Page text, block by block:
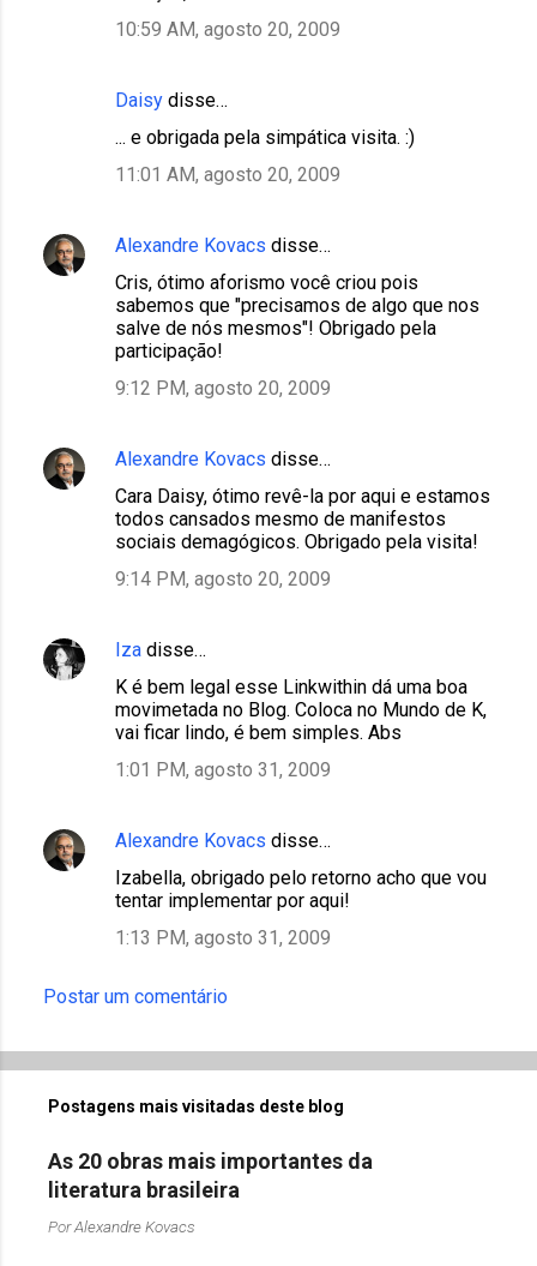
10:59 AM, agosto 20, 2009
Daisy disse…
... e obrigada pela simpática visita. :)
11:01 AM, agosto 20, 2009
Alexandre Kovacs disse…
Cris, ótimo aforismo você criou pois
sabemos que "precisamos de algo que nos
salve de nós mesmos"! Obrigado pela
participação!
9:12 PM, agosto 20, 2009
Alexandre Kovacs disse…
Cara Daisy, ótimo revê-la por aqui e estamos
todos cansados mesmo de manifestos
sociais demagógicos. Obrigado pela visita!
9:14 PM, agosto 20, 2009
Iza disse…
K é bem legal esse Linkwithin dá uma boa
movimetada no Blog. Coloca no Mundo de K,
vai ficar lindo, é bem simples. Abs
1:01 PM, agosto 31, 2009
Alexandre Kovacs disse…
Izabella, obrigado pelo retorno acho que vou
tentar implementar por aqui!
1:13 PM, agosto 31, 2009
Postar um comentário
Postagens mais visitadas deste blog
As 20 obras mais importantes da
literatura brasileira
PorAlexandre Kovacs